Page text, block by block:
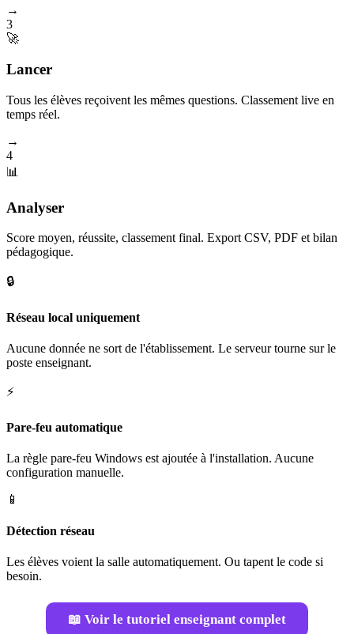
→
3
🚀
Lancer
Tous les élèves reçoivent les mêmes questions. Classement live en
temps réel.
→
4
📊
Analyser
Score moyen, réussite, classement final. Export CSV, PDF et bilan
pédagogique.
🔒
Réseau local uniquement
Aucune donnée ne sort de l'établissement. Le serveur tourne sur le
poste enseignant.
⚡
Pare-feu automatique
La règle pare-feu Windows est ajoutée à l'installation. Aucune
configuration manuelle.
📱
Détection réseau
Les élèves voient la salle automatiquement. Ou tapent le code si
besoin.
📖 Voir le tutoriel enseignant complet